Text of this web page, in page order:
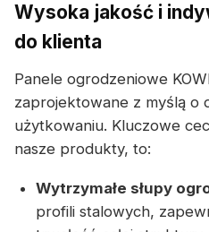
Wysoka jakość i
do klienta
Panele ogrodzeniowe
zaprojektowane z myślą o
użytkowaniu. Kluczowe
nasze produkty, to:
Wytrzymałe słupy
profili stalowych,